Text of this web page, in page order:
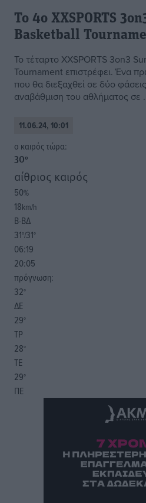
Το 4ο XXSPORTS
Basketball
Το τέταρτο XXSPORTS 3on3
Tournament επιστρέφει. Ένα
που θα διεξαχθεί σε δύο
αναβάθμιση του αθλήματος σε
11.06.24, 10:01
o καιρός τώρα:
30°
αίθριος καιρός
50%
18km/h
Β-ΒΔ
31°/31°
06:19
20:05
πρόγνωση:
32°
ΔΕ
29°
ΤΡ
28°
ΤΕ
29°
ΠΕ